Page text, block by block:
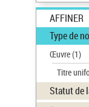
AFFINER
Type de
Œuvre(1)
Titre
Statut de